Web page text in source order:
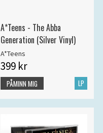
A*Teens - The Abba
Generation (Silver Vinyl)
A*Teens
399 kr
LP
PÅMINN MIG